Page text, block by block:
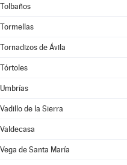
Tolbaños
Tormellas
Tornadizos de Ávila
Tórtoles
Umbrías
Vadillo de la Sierra
Valdecasa
Vega de Santa María